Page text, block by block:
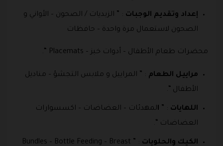
إعداد وتقديم الوجبات : ” الزبديات / الصحون – الأواني و
الصحون لاستعمال مرة واحدة – حافظات
محضرات طعام الأطفال – أدوات خبز – Placemats “.
مراييل الطعام : ” المراييل و ملابس التجشؤ – مناديل
الأطفال “.
اللهايات : ” المهدئات – العضاضات – اكسسوارات
العضاضات “.
الكيك والحلويات
: ” Bundles – Bottle Feeding – Breast